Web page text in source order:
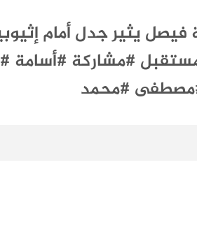
يثير جدل أمام
#مشاركة #أسامة
#مصطفى #محمد